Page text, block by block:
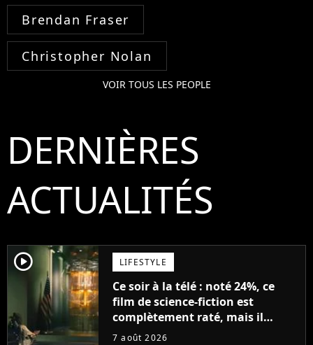
Brendan Fraser
Christopher Nolan
VOIR TOUS LES PEOPLE
DERNIÈRES
ACTUALITÉS
player2 LIFESTYLE
Ce soir à la télé : noté 24%, ce
film de science-fiction est
complètement raté, mais il
aurait pu être encore pire à
7 août 2026